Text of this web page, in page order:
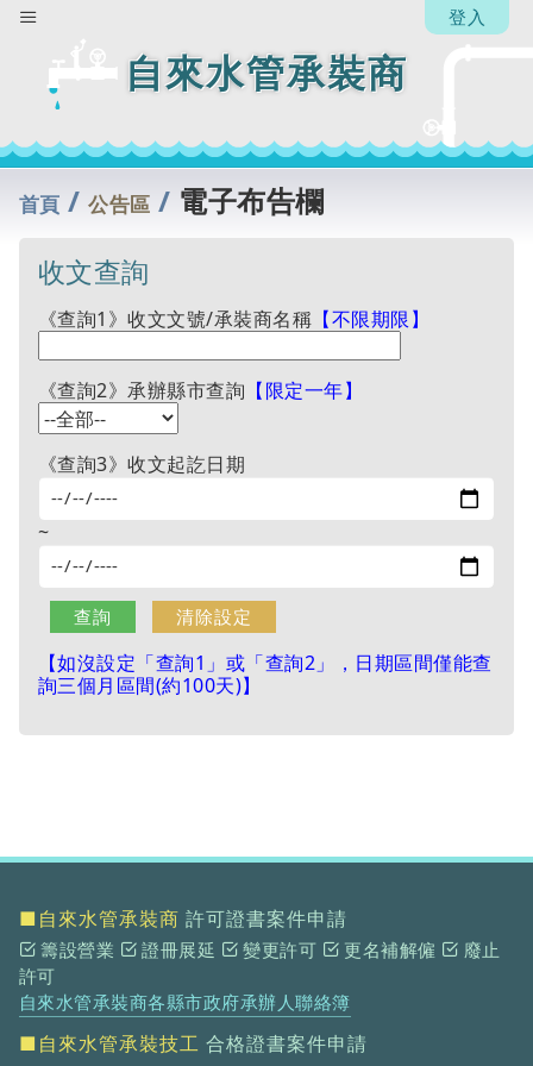
自來水管承裝商
登入
首頁 /公告區 / 電子布告欄
收文查詢
《查詢1》收文文號/承裝商名稱 【不限期限】
《查詢2》承辦縣市查詢 【限定一年】
《查詢3》收文起訖日期
~
【如沒設定「查詢1」或「查詢2」，日期區間僅能查
詢三個月區間(約100天)】
回
■自來水管承裝商 許可證書案件申請
籌設營業 證冊展延 變更許可 更名補解僱
廢止
許可
自來水管承裝商各縣市政府承辦人聯絡簿
■自來水管承裝技工 合格證書案件申請